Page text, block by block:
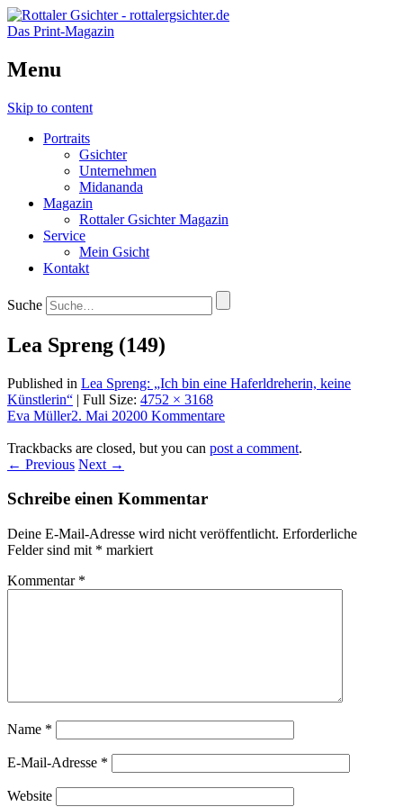
Das Print-Magazin
Menu
Skip to content
Portraits
Gsichter
Unternehmen
Midananda
Magazin
Rottaler Gsichter Magazin
Service
Mein Gsicht
Kontakt
Suche
Lea Spreng (149)
Published in Lea Spreng: „Ich bin eine Haferldreherin, keine
Künstlerin“ | Full Size: 4752 × 3168
Eva Müller2. Mai 20200 Kommentare
Trackbacks are closed, but you can post a comment.
← Previous Next →
Schreibe einen Kommentar
Deine E-Mail-Adresse wird nicht veröffentlicht. Erforderliche
Felder sind mit * markiert
Kommentar *
Name *
E-Mail-Adresse *
Website